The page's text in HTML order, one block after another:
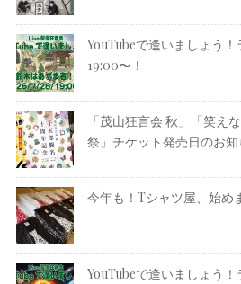
YouTubeで逢いましょう！
19:00〜！
「茂山狂言会 秋」「笑え
祭」チケット発売日のお知
今年も！Tシャツ屋、始め
YouTubeで逢いましょう！